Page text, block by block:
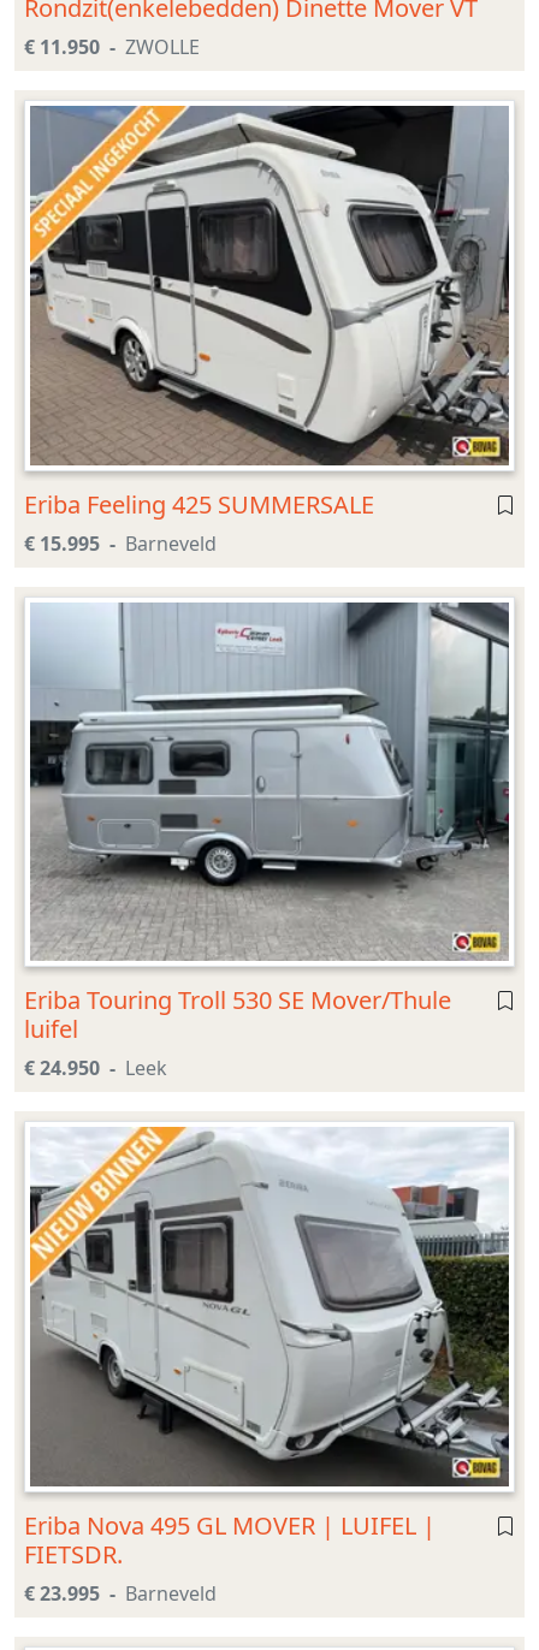
Rondzit(enkelebedden) Dinette Mover VT
€ 11.950 ZWOLLE
Eriba Feeling 425 SUMMERSALE
€ 15.995 Barneveld
Eriba Touring Troll 530 SE Mover/Thule
luifel
€ 24.950 Leek
Eriba Nova 495 GL MOVER | LUIFEL |
FIETSDR.
€ 23.995 Barneveld